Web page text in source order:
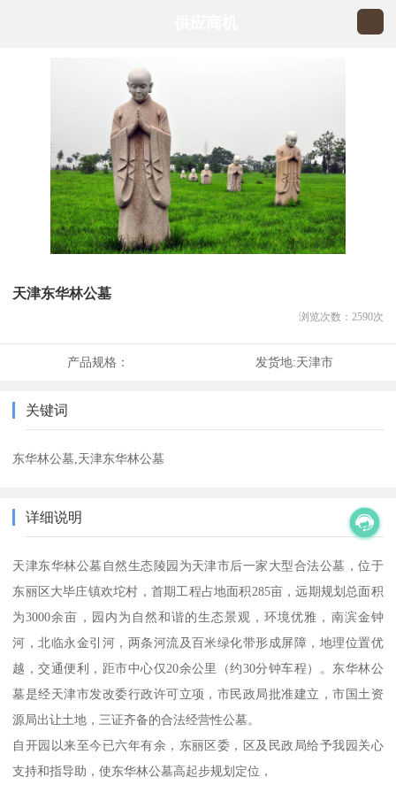
天津东华林公墓
浏览次数： 2590次
产品规格： 发货地:天津市
关键词
东华林公墓,天津东华林公墓
详细说明
天津东华林公墓自然生态陵园为天津市后一家大型合法公墓，位于
东丽区大毕庄镇欢坨村，首期工程占地面积285亩，远期规划总面积
为3000余亩，园内为自然和谐的生态景观，环境优雅，南滨金钟
河，北临永金引河，两条河流及百米绿化带形成屏障，地理位置优
越，交通便利，距市中心仅20余公里（约30分钟车程）。东华林公
墓是经天津市发改委行政许可立项，市民政局批准建立，市国土资
源局出让土地，三证齐备的合法经营性公墓。
自开园以来至今已六年有余，东丽区委，区及民政局给予我园关心
支持和指导助，使东华林公墓高起步规划定位，